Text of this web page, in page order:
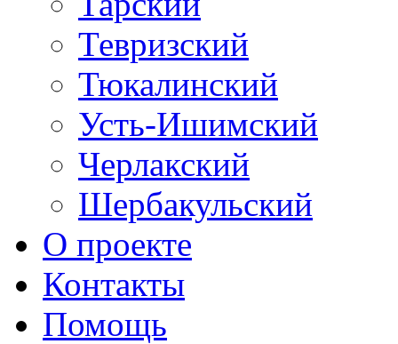
Тевризский
Тюкалинский
Усть-Ишимский
Черлакский
Шербакульский
О проекте
Контакты
Помощь